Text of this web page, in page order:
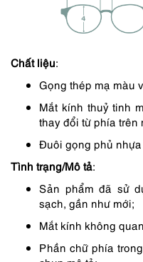
Chất liệu:
Gọng thép mạ màu
Mắt kính thuỷ tinh
thay đổi từ phía trên
Đuôi gọng phủ
Tình trạng/Mô tả:
Sản phẩm đã sử
sạch, gần như mới;
Mắt kính không
Phần chữ phía